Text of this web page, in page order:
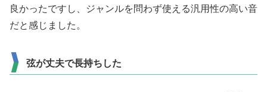
良かったですし、ジャンルを問わず使える汎用性の高い音
だと感じました。
弦が丈夫で長持ちした